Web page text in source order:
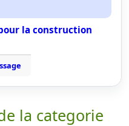
la construction
la categorie